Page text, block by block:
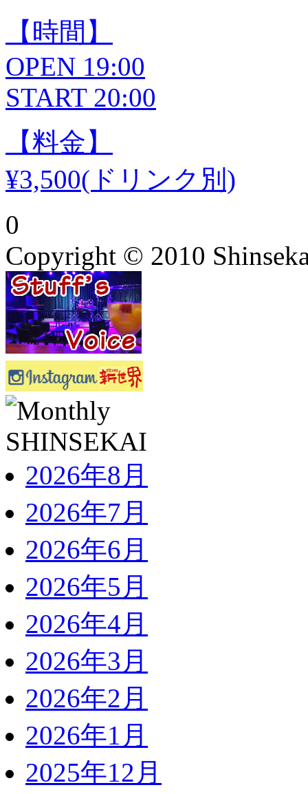
【時間】
OPEN 19:00
START 20:00
【料金】
¥3,500(ドリンク別)
0
Copyright © 2010
2026年8月
2026年7月
2026年6月
2026年5月
2026年4月
2026年3月
2026年2月
2026年1月
2025年12月